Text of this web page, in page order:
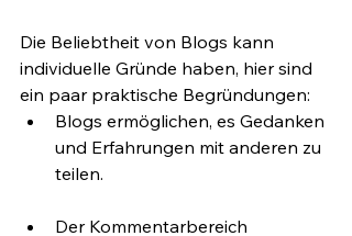
Die Beliebtheit von Blogs kann
individuelle Gründe haben, hier sind
ein paar praktische Begründungen:
Blogs ermöglichen, es Gedanken
und Erfahrungen mit anderen zu
teilen.
Der Kommentarbereich